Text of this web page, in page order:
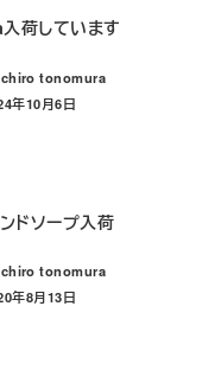
荷しています
tonomura
日
年10月6日
ドソープ入荷
tonomura
日
年8月13日